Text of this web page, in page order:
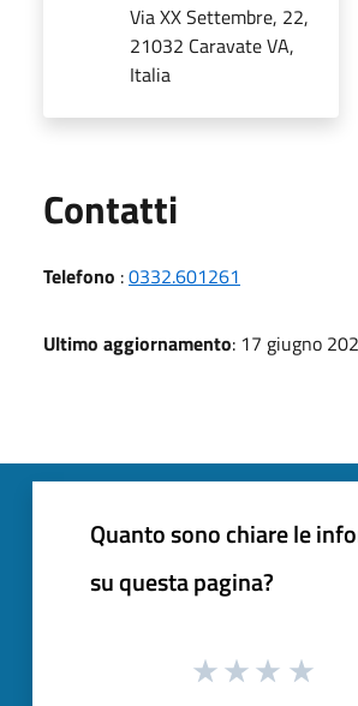
Via XX Settembre, 22,
21032 Caravate VA,
Italia
Contatti
Telefono :0332.601261
Ultimo aggiornamento: 17 giugno
Quanto sono chiare le
su questa pagina?